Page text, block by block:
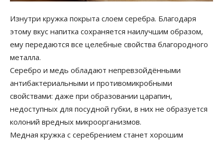
Изнутри кружка покрыта слоем серебра. Благодаря
этому вкус напитка сохраняется наилучшим образом,
ему передаются все целебные свойства благородного
металла.
Серебро и медь обладают непревзойдёнными
антибактериальными и противомикробными
свойствами: даже при образовании царапин,
недоступных для посудной губки, в них не образуется
колоний вредных микроорганизмов.
Медная кружка с серебрением станет хорошим